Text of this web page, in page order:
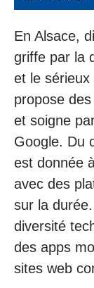
En Alsace,
griffe par la
et le
propose
et soigne
Google. Du
est donnée
avec des
sur la
diversité
des apps
sites web